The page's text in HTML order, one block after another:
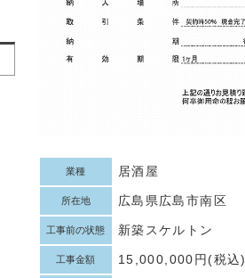
業種 居酒屋
所在地 広島県広島市南区
工事前の状態 新築スケルトン
工事金額 15,000,000円(税込)